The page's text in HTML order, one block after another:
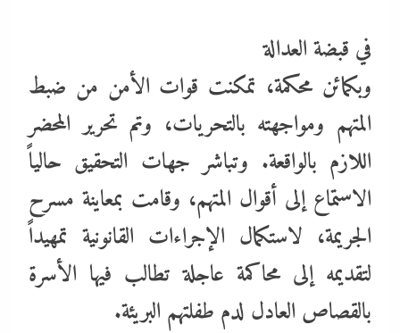
​في قبضة العدالة
و​بكمائن محكمة، تمكنت قوات الأمن من ضبط
المتهم ومواجهته بالتحريات، وتم تحرير المحضر
اللازم بالواقعة. وتباشر جهات التحقيق حالياً
الاستماع إلى أقوال المتهم، وقامت بمعاينة مسرح
الجريمة، لاستكمال الإجراءات القانونية تمهيداً
لتقديمه إلى محاكمة عاجلة تطالب فيها الأسرة
بالقصاص العادل لدم طفلتهم البريئة.